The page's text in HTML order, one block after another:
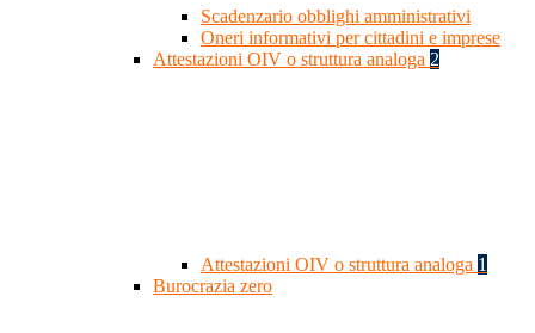
Scadenzario obblighi amministrativi
Oneri informativi per cittadini e imprese
Attestazioni OIV o struttura analoga 2
Attestazioni OIV o struttura analoga 1
Burocrazia zero